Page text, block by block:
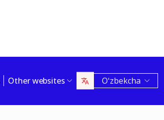
Other websites Oʻzbekcha